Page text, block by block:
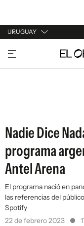
URUGUAY
URUGUAY
ARGENTINA
Nadie Dice
programa
Antel Arena
El programa nació en
las referencias del
Spotify
22 de febrero 2023